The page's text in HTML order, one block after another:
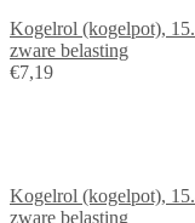
Kogelrol (kogelpot),
zware belasting
€7,19
Kogelrol (kogelpot),
zware belasting